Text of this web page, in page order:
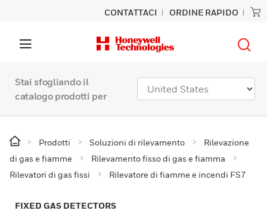
CONTATTACI ORDINE RAPIDO
Stai sfogliando il
catalogo prodotti per
Prodotti Soluzioni di rilevamento
Rilevazione
di gas e fiamme
Rilevamento fisso di gas e fiamma
Rilevatori di gas fissi
Rilevatore di fiamme e incendi FS7
FIXED GAS DETECTORS